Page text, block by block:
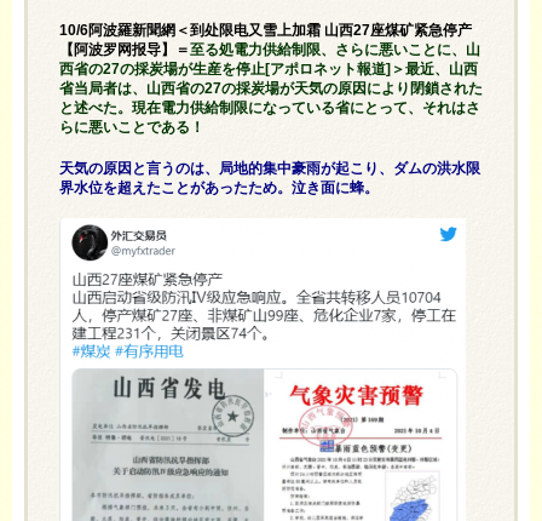
10/6阿波羅新聞網＜到处限电又雪上加霜 山西27座煤矿紧急停产
【阿波罗网报导】＝ 至る処電力供給制限、さらに悪いことに、山
西省の27の採炭場が生産を停止[アポロネット報道]＞最近、山西
省当局者は、山西省の27の採炭場が天気の原因により閉鎖された
と述べた。現在電力供給制限になっている省にとって、それはさ
らに悪いことである！
天気の原因と言うのは、局地的集中豪雨が起こり、ダムの洪水限
界水位を超えたことがあったため。泣き面に蜂。